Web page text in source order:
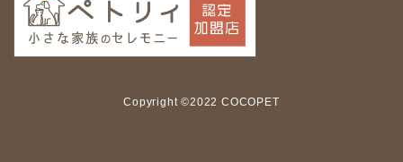
Copyright ©2022 COCOPET